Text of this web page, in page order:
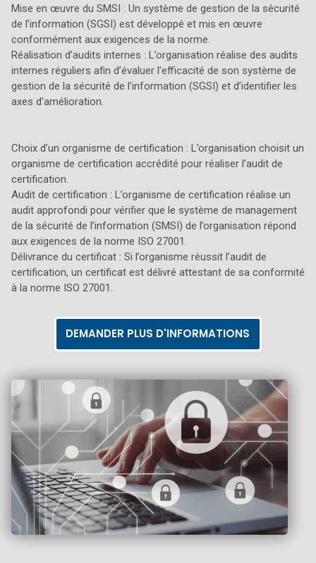
Mise en œuvre du SMSI : Un système de gestion de la sécurité
de l’information (SGSI) est développé et mis en œuvre
conformément aux exigences de la norme.
Réalisation d’audits internes : L’organisation réalise des audits
internes réguliers afin d’évaluer l’efficacité de son système de
gestion de la sécurité de l’information (SGSI) et d’identifier les
axes d’amélioration.
Choix d’un organisme de certification : L’organisation choisit un
organisme de certification accrédité pour réaliser l’audit de
certification.
Audit de certification : L’organisme de certification réalise un
audit approfondi pour vérifier que le système de management
de la sécurité de l’information (SMSI) de l’organisation répond
aux exigences de la norme ISO 27001.
Délivrance du certificat : Si l’organisme réussit l’audit de
certification, un certificat est délivré attestant de sa conformité
à la norme ISO 27001.
DEMANDER PLUS D'INFORMATIONS